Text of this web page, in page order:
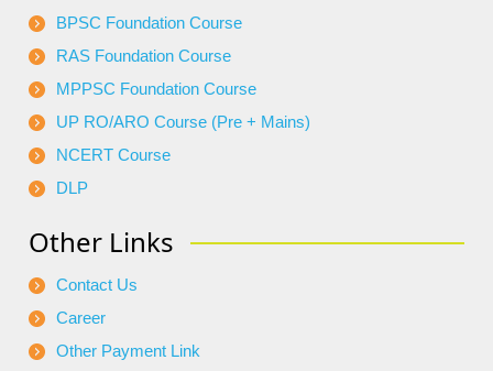
BPSC Foundation Course
RAS Foundation Course
MPPSC Foundation Course
UP RO/ARO Course (Pre + Mains)
NCERT Course
DLP
Other Links
Contact Us
Career
Other Payment Link